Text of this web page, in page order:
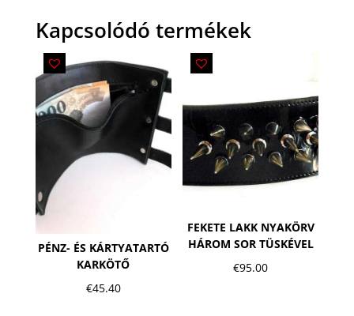
Kapcsolódó termékek
PÉNZ- ÉS KÁRTYATARTÓ
KARKÖTŐ
€45.40
FEKETE LAKK NYAKÖRV
HÁROM SOR TÜSKÉVEL
€95.00